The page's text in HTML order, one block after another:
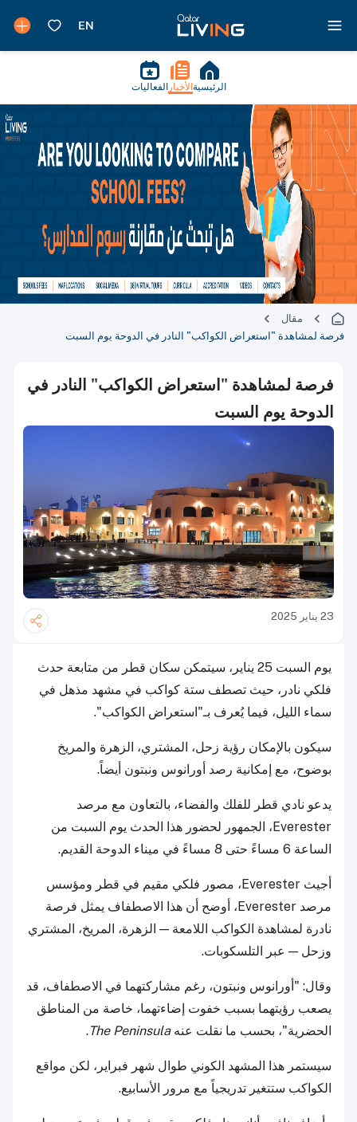
الرئيسية الأخبار الفعاليات
مقال
فرصة لمشاهدة "استعراض الكواكب" النادر في الدوحة يوم السبت
فرصة لمشاهدة "استعراض الكواكب" النادر في
الدوحة يوم السبت
23 يناير 2025
يوم السبت 25 يناير، سيتمكن سكان قطر من متابعة حدث
فلكي نادر، حيث تصطف ستة كواكب في مشهد مذهل في
سماء الليل، فيما يُعرف بـ"استعراض الكواكب".
سيكون بالإمكان رؤية زحل، المشتري، الزهرة والمريخ
بوضوح، مع إمكانية رصد أورانوس ونبتون أيضاً.
يدعو نادي قطر للفلك والفضاء، بالتعاون مع مرصد
Everester، الجمهور لحضور هذا الحدث يوم السبت من
الساعة 6 مساءً حتى 8 مساءً في ميناء الدوحة القديم.
أجيث Everester، مصور فلكي مقيم في قطر ومؤسس
مرصد Everester، أوضح أن هذا الاصطفاف يمثل فرصة
نادرة لمشاهدة الكواكب اللامعة — الزهرة، المريخ، المشتري
وزحل — عبر التلسكوبات.
وقال: "أورانوس ونبتون، رغم مشاركتهما في الاصطفاف، قد
يصعب رؤيتهما بسبب خفوت إضاءتهما، خاصة من المناطق
الحضرية"، بحسب ما نقلت عنهThe Peninsula
.
سيستمر هذا المشهد الكوني طوال شهر فبراير، لكن مواقع
الكواكب ستتغير تدريجياً مع مرور الأسابيع.